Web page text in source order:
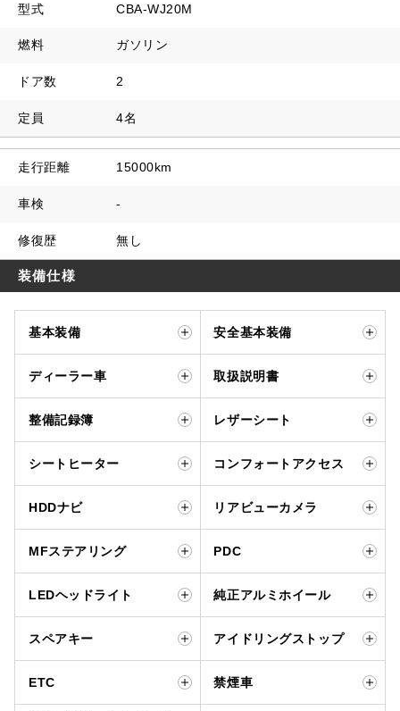
型式 CBA-WJ20M
燃料 ガソリン
ドア数 2
定員 4名
走行距離 15000km
車検 -
修復歴 無し
装備仕様
基本装備 安全基本装備
ディーラー車 取扱説明書
整備記録簿 レザーシート
シートヒーター コンフォートアクセス
HDDナビ リアビューカメラ
MFステアリング PDC
LEDヘッドライト 純正アルミホイール
スペアキー アイドリングストップ
ETC 禁煙車